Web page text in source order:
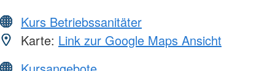
Kurs Betriebssanitäter
Karte: Link zur Google Maps Ansicht